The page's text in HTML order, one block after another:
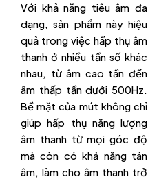
Với khả năng tiêu âm đa
dạng, sản phẩm này hiệu
quả trong việc hấp thụ âm
thanh ở nhiều tần số khác
nhau, từ âm cao tần đến
âm thấp tần dưới 500Hz.
Bề mặt của mút không chỉ
giúp hấp thụ năng lượng
âm thanh từ mọi góc độ
mà còn có khả năng tán
âm, làm cho âm thanh trở